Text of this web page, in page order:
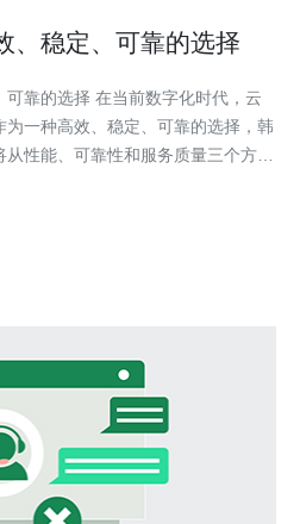
、稳定、可靠的选择
前数字化时代，云
为一种高效、稳定、可靠的选择，韩
性能、可靠性和服务质量三个方面
国，其云计